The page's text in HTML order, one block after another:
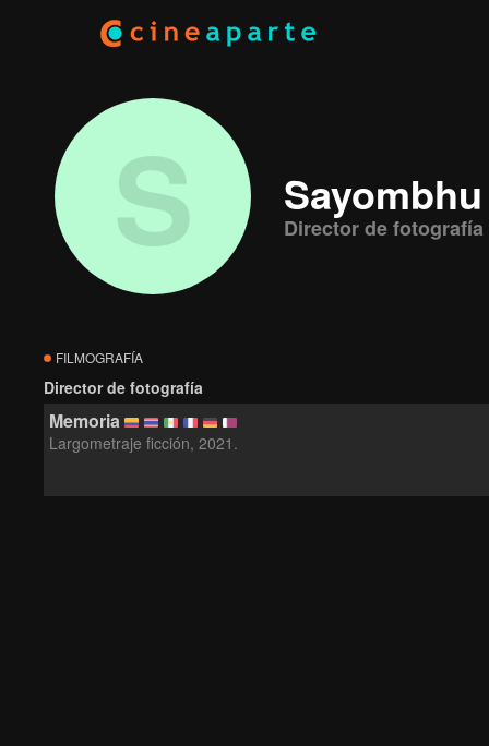
S Director de fotografía
FILMOGRAFÍA
Director de fotografía
Memoria
Largometraje ficción, 2021.